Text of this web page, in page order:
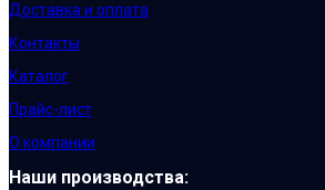
Доставка и оплата
Контакты
Каталог
Прайс-лист
О компании
Наши производства: